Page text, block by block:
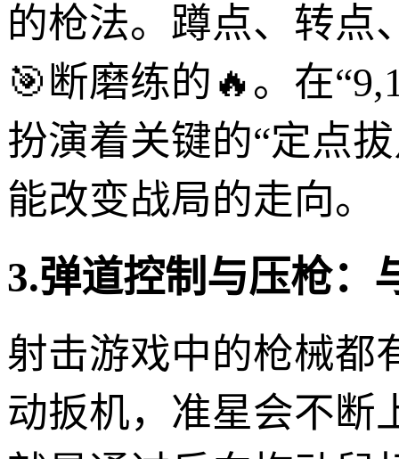
的枪法。蹲点、转点
🎯断磨练的🔥。在
扮演着关键的“定点
能改变战局的走向。
3.弹道控制与压枪：
射击游戏中的枪械都
动扳机，准星会不断